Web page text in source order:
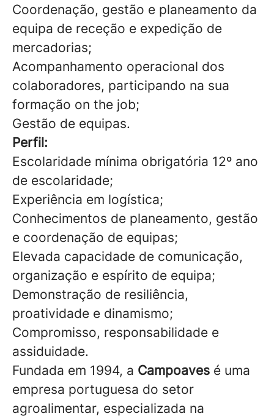
Coordenação, gestão e planeamento da
equipa de receção e expedição de
mercadorias;
Acompanhamento operacional dos
colaboradores, participando na sua
formação on the job;
Gestão de equipas.
Perfil:
Escolaridade mínima obrigatória 12º ano
de escolaridade;
Experiência em logística;
Conhecimentos de planeamento, gestão
e coordenação de equipas;
Elevada capacidade de comunicação,
organização e espírito de equipa;
Demonstração de resiliência,
proatividade e dinamismo;
Compromisso, responsabilidade e
assiduidade.
Fundada em 1994, a Campoaves é uma
empresa portuguesa do setor
agroalimentar, especializada na